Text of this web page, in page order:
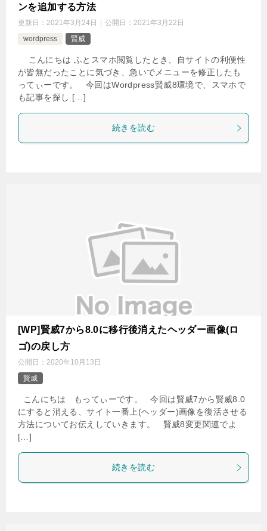
ンを追加する方法
更新日： 2021年3月24日 公開日： 2021年3月22日
wordpress
賢威
こんにちは ふとスマホ閲覧したとき、自サイトの利便性
が皆無だったことに気づき、急いでメニューを修正したも
ってぃーです。 今回はWordpress賢威8環境で、スマホで
も記事を探し […]
続きを読む
[WP]賢威7から8.0に移行後消えたヘッダー画像(ロ
ゴ)の戻し方
公開日： 2020年10月13日
賢威
こんにちは もってぃーです。 今回は賢威7から賢威8.0
にすると消える、サイト一番上(ヘッダー)画像を復活させる
方法についてお伝えしていきます。 賢威8変更関連でよ
[…]
続きを読む